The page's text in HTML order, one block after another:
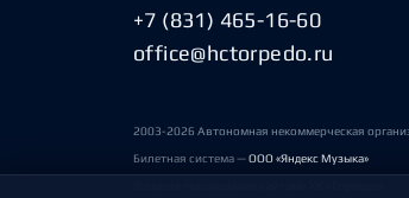
+7 (831) 465-16-60
office@hctorpedo.ru
2003-2026 Автономная некоммерческая
Билетная система —ООО «Яндекс Музыка»